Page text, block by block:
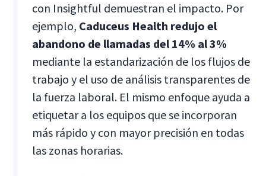
con Insightful demuestran el impacto. Por
ejemplo, Caduceus Health redujo el
abandono de llamadas del 14% al 3%
mediante la estandarización de los flujos de
trabajo y el uso de análisis transparentes de
la fuerza laboral. El mismo enfoque ayuda a
etiquetar a los equipos que se incorporan
más rápido y con mayor precisión en todas
las zonas horarias.